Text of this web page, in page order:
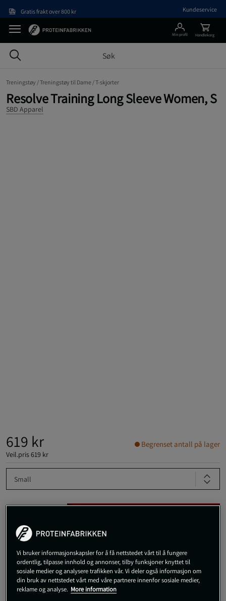
Gratis frakt over 800 kr Kundeservice
Min profil Handlekorg
Treningstøy /Treningstøy til Dame /T-skjorter
Resolve Training Long Sleeve Women, S
SBD Apparel
619 kr
Veil.pris619 kr
Begrenset antall på lager
Small
SKU #TS017-065R | EAN5056716015406
Hold deg kjølig og komfortabel under treningen med Resolve
Vi bruker informasjonskapsler for å få nettstedet vårt til å fungere
ordentlig, tilpasse innhold og annonser, tilby funksjoner knyttet til
sosiale medier og analysere trafikken vår. Vi deler også informasjon om
din bruk av nettstedet vårt med våre partnere innenfor sosiale medier,
reklame og analyse. More information